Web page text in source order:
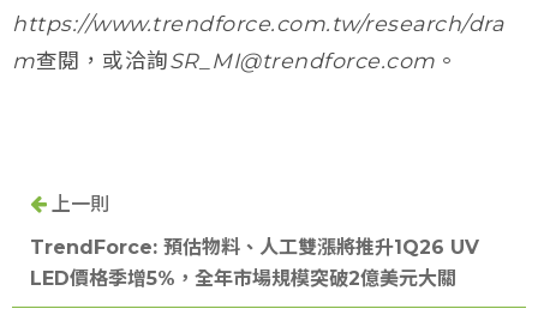
https://www.trendforce.com.tw/research/dra
m查閱，或洽詢SR_MI@trendforce.com。
上一則
TrendForce: 預估物料、人工雙漲將推升1Q26 UV
LED價格季增5%，全年市場規模突破2億美元大關